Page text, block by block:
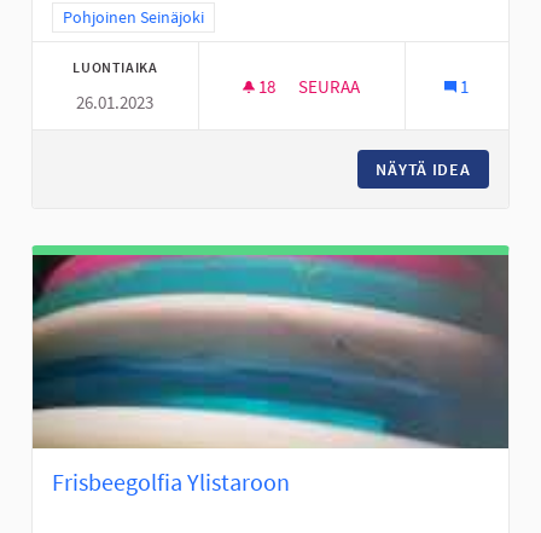
Rajaa tulokset teeman mukaan: Pohjoinen Seinäjoki
Pohjoinen Seinäjoki
LUONTIAIKA
26.01.2023
18 18 SEURAAJAA
SEURAA 1
NÄYTÄ IDEA
Frisbeegolfia Ylistaroon